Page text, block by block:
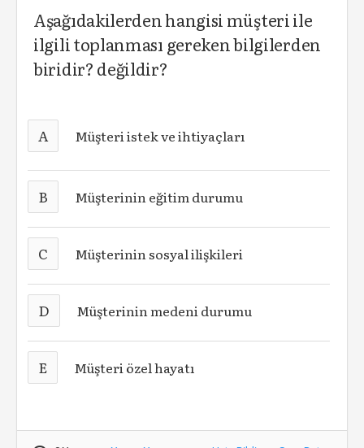
Aşağıdakilerden hangisi müşteri ile
ilgili toplanması gereken bilgilerden
biridir? değildir?
A Müşteri istek ve ihtiyaçları
B Müşterinin eğitim durumu
C Müşterinin sosyal ilişkileri
D Müşterinin medeni durumu
E Müşteri özel hayatı